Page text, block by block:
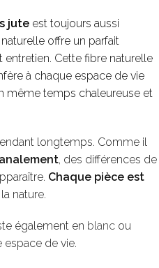
jute est toujours aussi
offre un parfait
Cette fibre naturelle
à chaque espace de vie
même temps chaleureuse et
longtemps. Comme il
, des différences de
Chaque pièce est
nature.
également en blanc ou
espace de vie.